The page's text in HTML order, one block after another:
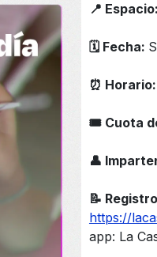
📍 Espacio:
🗓️ Fecha:
⏰ Horario:
🎟 Cuota
👤
📝
https://
app: La